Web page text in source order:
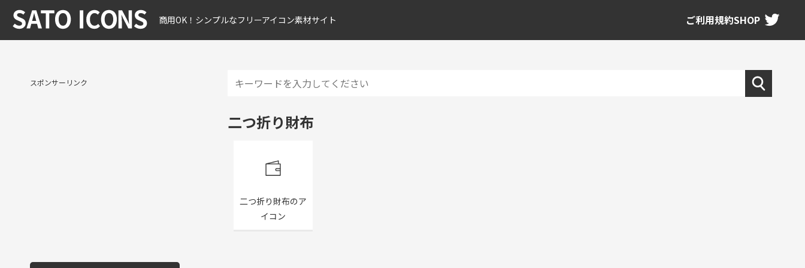
商用OK！シンプルなフリーアイコン素材サイト ご利用規約SHOP
スポンサーリンク
二つ折り財布
二つ折り財布のア
イコン